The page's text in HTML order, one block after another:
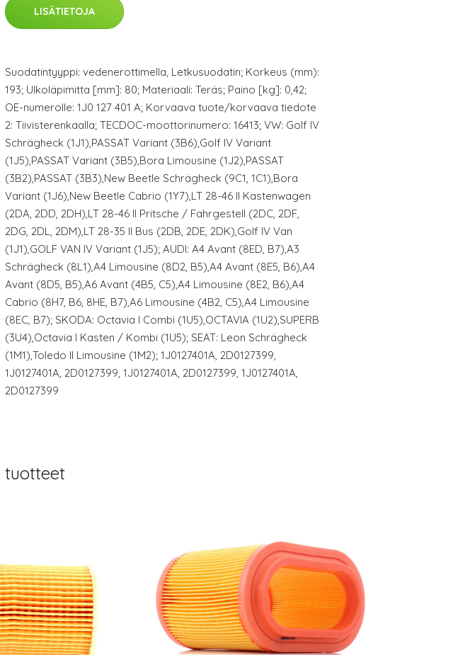
LISÄTIETOJA
Suodatintyyppi: vedenerottimella, Letkusuodatin; Korkeus (mm):
193; Ulkoläpimitta [mm]: 80; Materiaali: Teräs; Paino [kg]: 0,42;
OE-numerolle: 1J0 127 401 A; Korvaava tuote/korvaava tiedote
2: Tiivisterenkaalla; TECDOC-moottorinumero: 16413; VW: Golf IV
Schrägheck (1J1),PASSAT Variant (3B6),Golf IV Variant
(1J5),PASSAT Variant (3B5),Bora Limousine (1J2),PASSAT
(3B2),PASSAT (3B3),New Beetle Schrägheck (9C1, 1C1),Bora
Variant (1J6),New Beetle Cabrio (1Y7),LT 28-46 II Kastenwagen
(2DA, 2DD, 2DH),LT 28-46 II Pritsche / Fahrgestell (2DC, 2DF,
2DG, 2DL, 2DM),LT 28-35 II Bus (2DB, 2DE, 2DK),Golf IV Van
(1J1),GOLF VAN IV Variant (1J5); AUDI: A4 Avant (8ED, B7),A3
Schrägheck (8L1),A4 Limousine (8D2, B5),A4 Avant (8E5, B6),A4
Avant (8D5, B5),A6 Avant (4B5, C5),A4 Limousine (8E2, B6),A4
Cabrio (8H7, B6, 8HE, B7),A6 Limousine (4B2, C5),A4 Limousine
(8EC, B7); SKODA: Octavia I Combi (1U5),OCTAVIA (1U2),SUPERB
(3U4),Octavia I Kasten / Kombi (1U5); SEAT: Leon Schrägheck
(1M1),Toledo II Limousine (1M2); 1J0127401A, 2D0127399,
1J0127401A, 2D0127399, 1J0127401A, 2D0127399, 1J0127401A,
2D0127399
tuotteet